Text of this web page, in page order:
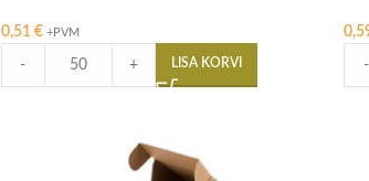
0,51 € +PVM
- + LISA KORVI -